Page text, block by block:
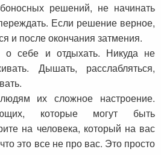
решений, не начинать
Если решение верное,
и после окончания затмения.
о себе и отдыхать. Никуда не
Дышать, расслабляться,
их сложное настроение.
которые могут быть
на человека, который на вас
это все не про вас. Это просто